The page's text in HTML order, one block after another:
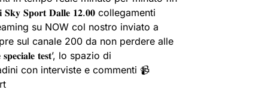
𝐒𝐩𝐨𝐫𝐭 𝐃𝐚𝐥𝐥𝐞 𝟏𝟐.𝟎𝟎 collegamenti
su NOW col nostro inviato a
sul canale 200 da non perdere alle
𝐭𝐞𝐬𝐭’, lo spazio di
con interviste e commenti 📹